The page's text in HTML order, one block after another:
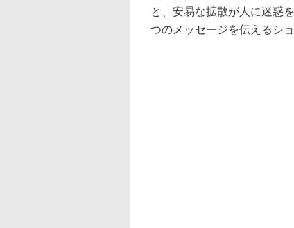
と、安易な拡散が人に迷惑
つのメッセージを伝えるシ